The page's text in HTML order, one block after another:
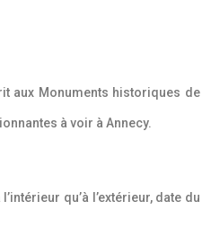
aux Monuments historiques de
à voir à Annecy.
qu’à l’extérieur, date du